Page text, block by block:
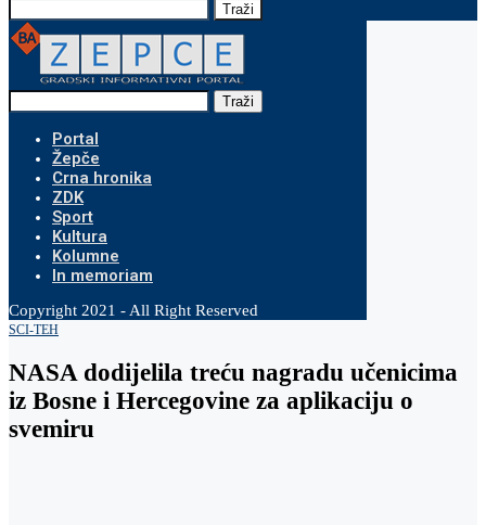
Traži
Traži
Portal
Žepče
Crna hronika
ZDK
Sport
Kultura
Kolumne
In memoriam
Copyright 2021 - All Right Reserved
SCI-TEH
NASA dodijelila treću nagradu učenicima
iz Bosne i Hercegovine za aplikaciju o
svemiru